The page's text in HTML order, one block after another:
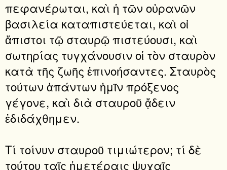
πεφανέρωται, καὶ ἡ τῶν οὐρανῶν
βασιλεία καταπιστεύεται, καὶ οἱ
ἄπιστοι τῷ σταυρῷ πιστεύουσι, καὶ
σωτηρίας τυγχάνουσιν οἱ τὸν σταυρὸν
κατὰ τῆς ζωῆς ἐπινοήσαντες. Σταυρὸς
τούτων ἁπάντων ἡμῖν πρόξενος
γέγονε, καὶ διὰ σταυροῦ ᾄδειν
ἐδιδάχθημεν.
Τί τοίνυν σταυροῦ τιμιώτερον; τί δὲ
τούτου ταῖς ἡμετέραις ψυχαῖς